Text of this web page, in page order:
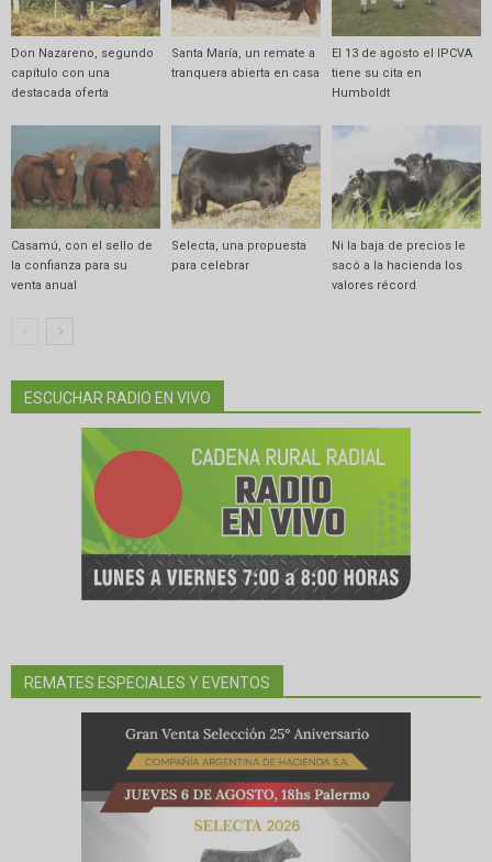
Don Nazareno, segundo
capítulo con una
destacada oferta
Santa María, un remate a
tranquera abierta en casa
El 13 de agosto el IPCVA
tiene su cita en
Humboldt
Casamú, con el sello de
la confianza para su
venta anual
Selecta, una propuesta
para celebrar
Ni la baja de precios le
sacó a la hacienda los
valores récord
ESCUCHAR RADIO EN VIVO
REMATES ESPECIALES Y EVENTOS